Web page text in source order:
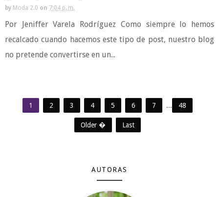
by Moda 2.0 on 7:04 p. m.
Por Jeniffer Varela Rodríguez Como siempre lo hemos
recalcado cuando hacemos este tipo de post, nuestro blog
no pretende convertirse en un...
1 2 3 4 5 6 7 ... 48
Older � Last
AUTORAS